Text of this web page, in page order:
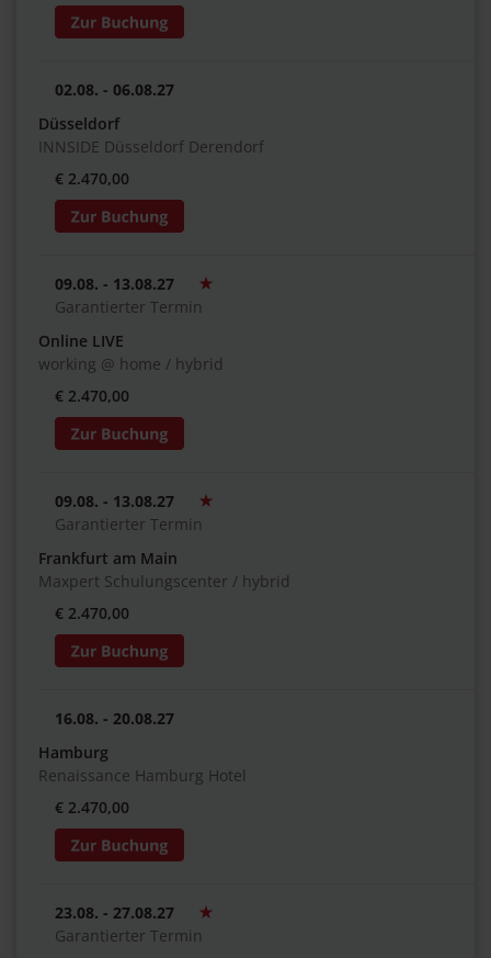
02.08. - 06.08.27
Düsseldorf
INNSIDE Düsseldorf Derendorf
€ 2.470,00
09.08. - 13.08.27
Garantierter Termin
Online LIVE
working @ home / hybrid
€ 2.470,00
09.08. - 13.08.27
Garantierter Termin
Frankfurt am Main
Maxpert Schulungscenter / hybrid
€ 2.470,00
16.08. - 20.08.27
Hamburg
Renaissance Hamburg Hotel
€ 2.470,00
23.08. - 27.08.27
Garantierter Termin